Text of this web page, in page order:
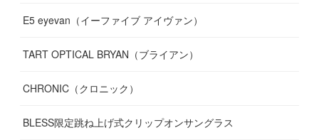
(17)
E5 eyevan（イーファイブ アイヴァン）
TART OPTICAL BRYAN（ブライアン）
CHRONIC（クロニック）
BLESS限定跳ね上げ式クリップオンサングラス